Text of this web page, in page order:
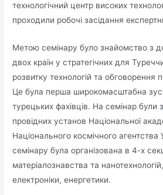
технологічний центр високих
проходили робочі засідання
Метою семінару було знайомство з
двох країн у стратегічних для
розвитку технологій та обговорення
Це була перша широкомасштабна
турецьких фахівців. На семінар були
провідних установ Національної
Національного космічного агентства
семінару була організована в 4-х
матеріалознавства та
електроніки, енергетики.